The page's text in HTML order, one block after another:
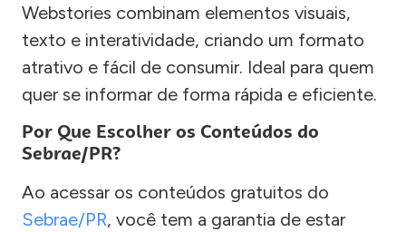
Webstories combinam elementos visuais,
texto e interatividade, criando um formato
atrativo e fácil de consumir. Ideal para quem
quer se informar de forma rápida e eficiente.
Por Que Escolher os Conteúdos do
Sebrae/PR?
Ao acessar os conteúdos gratuitos do
Sebrae/PR, você tem a garantia de estar